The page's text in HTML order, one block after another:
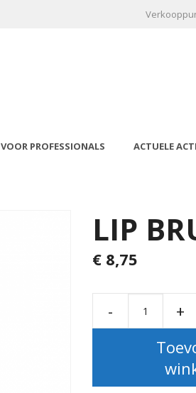
VOOR PROFESSIONALS ACTUELE
LIP
€8,75
-
Lip Brush
+